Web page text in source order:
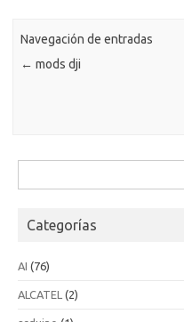
Navegación de entradas
← mods dji
Categorías
AI (76)
ALCATEL (2)